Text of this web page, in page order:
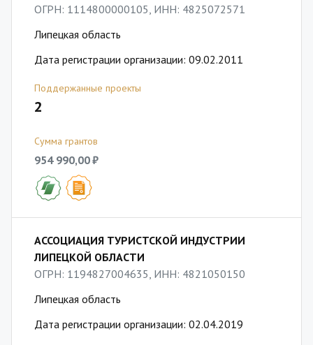
ОГРН: 1114800000105, ИНН: 4825072571
Липецкая область
Дата регистрации организации: 09.02.2011
Поддержанные проекты
2
Сумма грантов
954 990,00 ₽
АССОЦИАЦИЯ ТУРИСТСКОЙ ИНДУСТРИИ
ЛИПЕЦКОЙ ОБЛАСТИ
ОГРН: 1194827004635, ИНН: 4821050150
Липецкая область
Дата регистрации организации: 02.04.2019